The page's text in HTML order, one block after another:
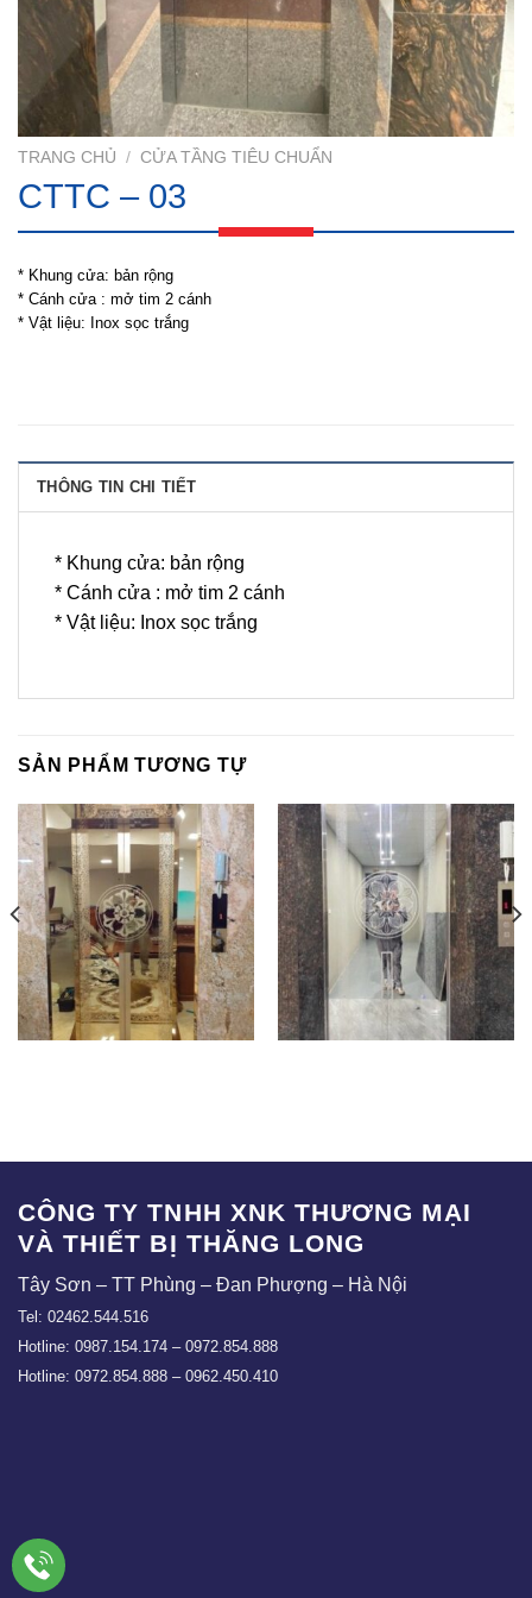
TRANG CHỦ / CỬA TẦNG TIÊU CHUẨN
CTTC – 03
* Khung cửa: bản rộng
* Cánh cửa : mở tim 2 cánh
* Vật liệu: Inox sọc trắng
THÔNG TIN CHI TIẾT
* Khung cửa: bản rộng
* Cánh cửa : mở tim 2 cánh
* Vật liệu: Inox sọc trắng
SẢN PHẨM TƯƠNG TỰ
CÔNG TY TNHH XNK THƯƠNG MẠI
VÀ THIẾT BỊ THĂNG LONG
Tây Sơn – TT Phùng – Đan Phượng – Hà Nội
Tel: 02462.544.516
Hotline: 0987.154.174 – 0972.854.888
Hotline: 0972.854.888 – 0962.450.410